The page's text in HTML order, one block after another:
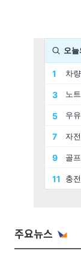
주요뉴스